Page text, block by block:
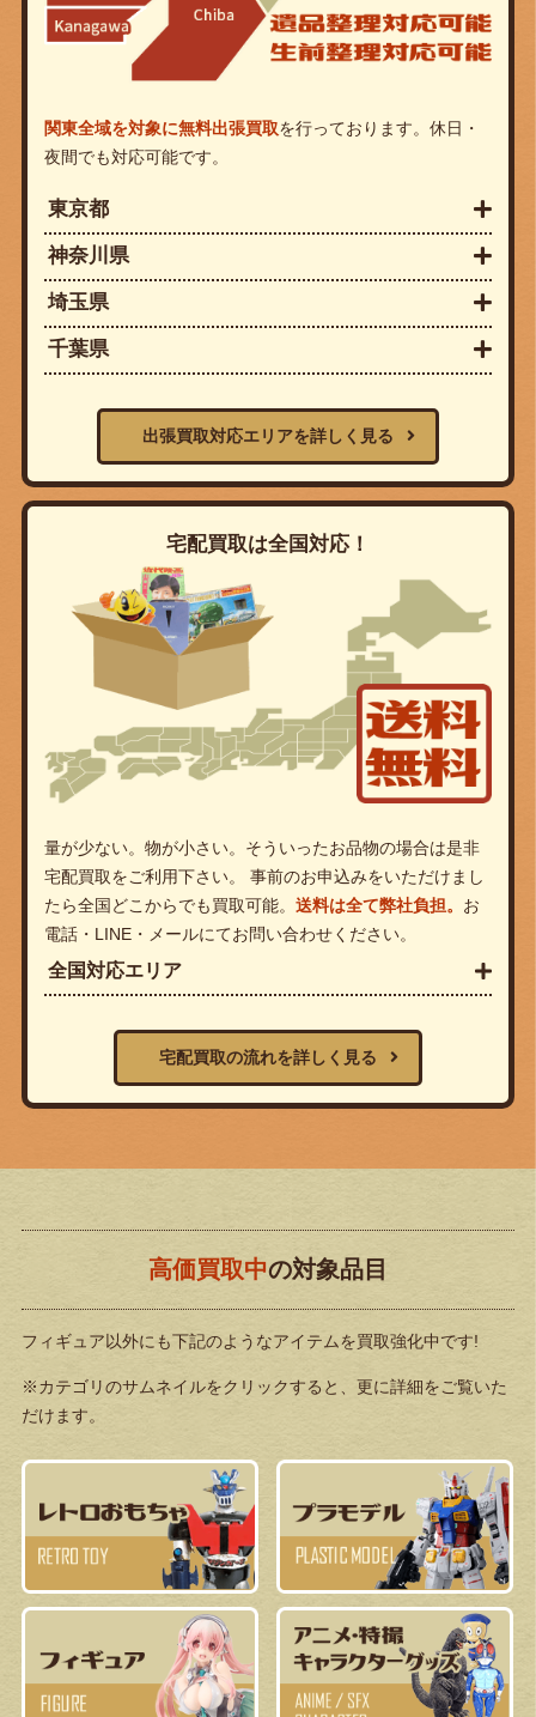
関東全域を対象に無料出張買取を行っております。休日・
夜間でも対応可能です。
東京都
神奈川県
埼玉県
千葉県
出張買取対応エリアを詳しく見る
宅配買取は全国対応！
量が少ない。物が小さい。そういったお品物の場合は是非
宅配買取をご利用下さい。 事前のお申込みをいただけまし
たら全国どこからでも買取可能。 送料は全て弊社負担。 お
電話・LINE・メールにてお問い合わせください。
全国対応エリア
宅配買取の流れを詳しく見る
高価買取中の対象品目
フィギュア以外にも下記のようなアイテムを買取強化中です!
※カテゴリのサムネイルをクリックすると、更に詳細をご覧いた
だけます。